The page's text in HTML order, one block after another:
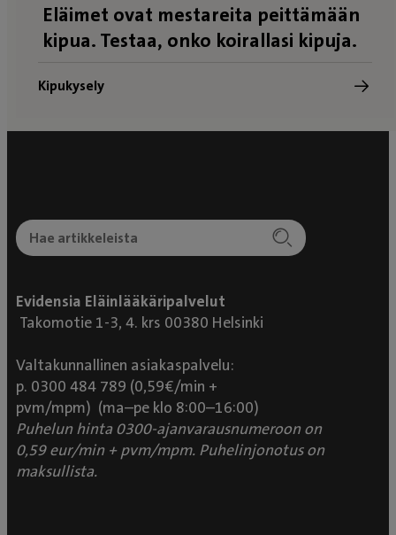
Eläimet ovat mestareita peittämään
kipua. Testaa, onko koirallasi kipuja.
Kipukysely
Evidensia Eläinlääkäripalvelut
Takomotie 1-3, 4. krs 00380 Helsinki
Valtakunnallinen asiakaspalvelu:
p. 0300 484 789 (0,59€/min +
pvm/mpm) (ma–pe klo 8:00–16:00)
Puhelun hinta 0300-ajanvarausnumeroon on
0,59 eur/min + pvm/mpm. Puhelinjonotus on
maksullista.